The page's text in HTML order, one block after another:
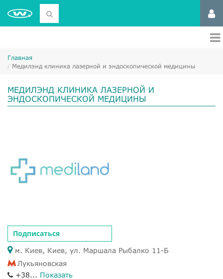
Главная
Медилэнд клиника лазерной и эндоскопической медицины
МЕДИЛЭНД КЛИНИКА ЛАЗЕРНОЙ И
ЭНДОСКОПИЧЕСКОЙ МЕДИЦИНЫ
Подписаться
м. Киев, Киев, ул. Маршала Рыбалко 11-Б
Лукьяновская
+38... Показать